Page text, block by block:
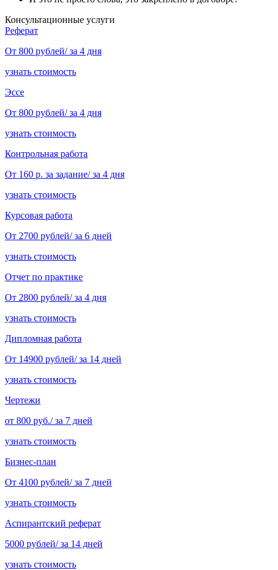
Консультационные услуги
Реферат
От 800 рублей/ за 4 дня
узнать стоимость
Эссе
От 800 рублей/ за 4 дня
узнать стоимость
Контрольная работа
От 160 р. за задание/ за 4 дня
узнать стоимость
Курсовая работа
От 2700 рублей/ за 6 дней
узнать стоимость
Отчет по практике
От 2800 рублей/ за 4 дня
узнать стоимость
Дипломная работа
От 14900 рублей/ за 14 дней
узнать стоимость
Чертежи
от 800 руб./ за 7 дней
узнать стоимость
Бизнес-план
От 4100 рублей/ за 7 дней
узнать стоимость
Аспирантский реферат
5000 рублей/ за 14 дней
узнать стоимость